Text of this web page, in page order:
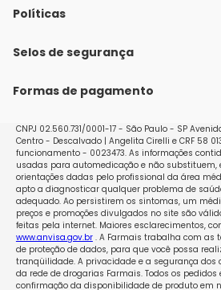
Quem Somos
Nossas lojas
Políticas
Política de Envio
Políticas de Trocas e Devoluções
Selos de segurança
Formas de pagamento
CNPJ 02.560.731/0001-17 - São Paulo - SP
Centro - Descalvado | Angelita Cirelli e CRF 58
funcionamento - 0023473. As informações
usadas para automedicação e não substituem,
orientações dadas pelo profissional da área
apto a diagnosticar qualquer problema de
adequado. Ao persistirem os sintomas, um
preços e promoções divulgados no site são
feitas pela internet. Maiores esclarecimentos,
www.anvisa.gov.br. A Farmais trabalha com as
de proteção de dados, para que você possa
tranqüilidade. A privacidade e a segurança dos
da rede de drogarias Farmais. Todos os
confirmação da disponibilidade de produto em